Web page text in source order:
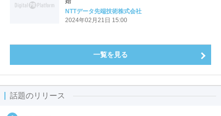
NTTデータ先端技術株式会社
2024年02月21日 15:00
一覧を見る
話題のリリース